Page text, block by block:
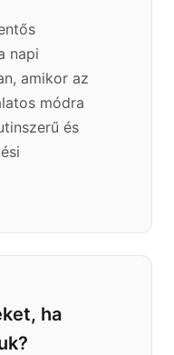
napi
amikor az
módra
és
ha